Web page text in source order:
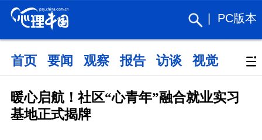
PC版本
首页 要闻 观察 报告 访谈 视觉 政策
暖心启航！社区“心青年”融合就业实习
基地正式揭牌